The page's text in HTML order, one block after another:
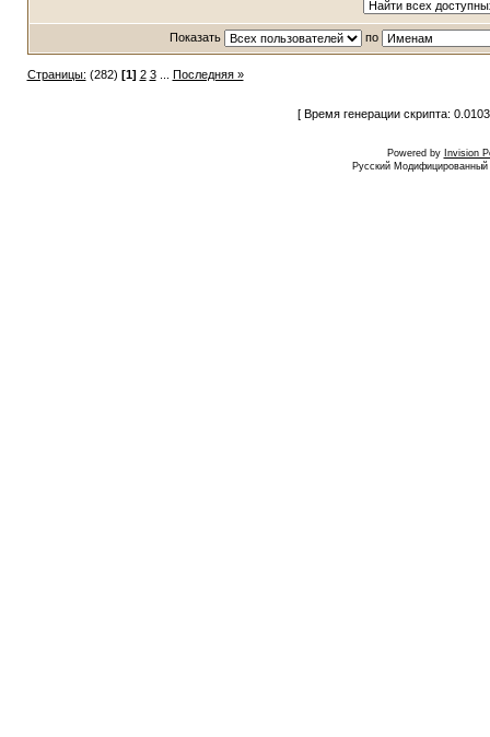
Показать по
Страницы: (282) [1] 2 3... Последняя »
[ Время генерации скрипта:
Powered by Invision
Русский